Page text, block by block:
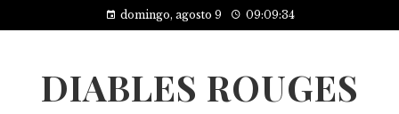
domingo, agosto 9 09:09:34
DIABLES ROUGES